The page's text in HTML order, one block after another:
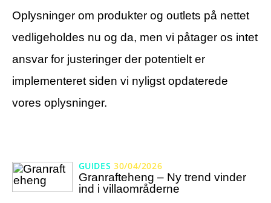
Oplysninger om produkter og outlets på nettet
vedligeholdes nu og da, men vi påtager os intet
ansvar for justeringer der potentielt er
implementeret siden vi nyligst opdaterede
vores oplysninger.
GUIDES 30/04/2026
Granrafteheng – Ny trend vinder
ind i villaområderne